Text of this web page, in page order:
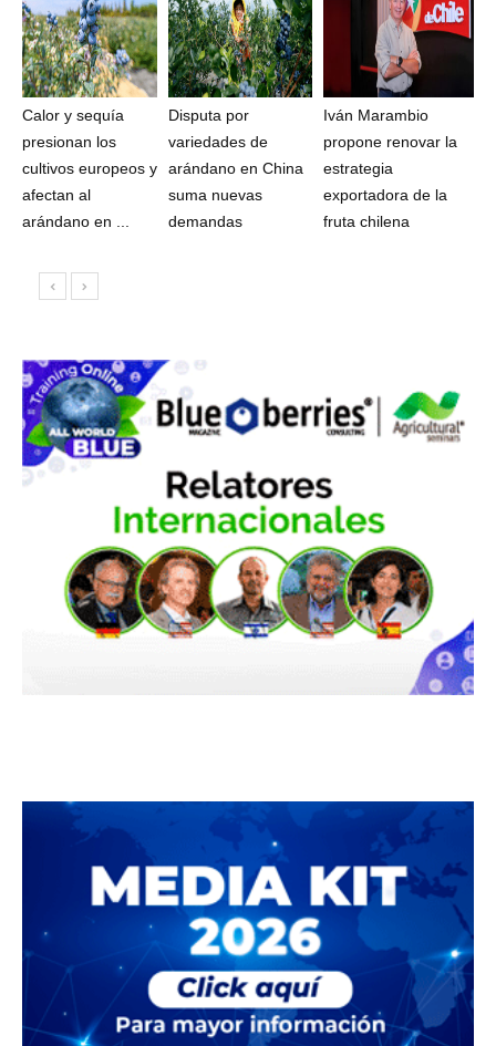
Calor y sequía
presionan los
cultivos europeos y
afectan al
arándano en ...
Disputa por
variedades de
arándano en China
suma nuevas
demandas
Iván Marambio
propone renovar la
estrategia
exportadora de la
fruta chilena